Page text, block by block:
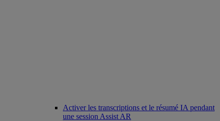
Activer les transcriptions et le résumé IA pendant
une session Assist AR